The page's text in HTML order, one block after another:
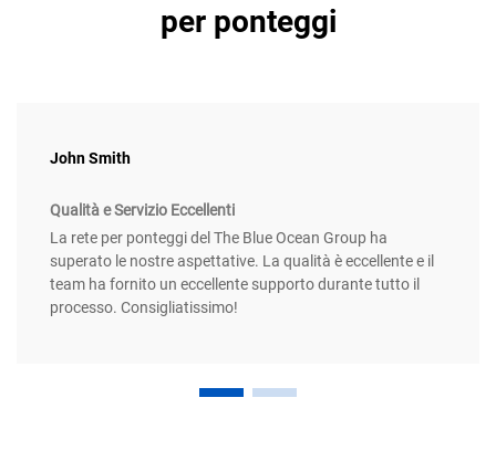
per ponteggi
John Smith
Qualità e Servizio Eccellenti
La rete per ponteggi del The Blue Ocean Group ha
superato le nostre aspettative. La qualità è eccellente e il
team ha fornito un eccellente supporto durante tutto il
processo. Consigliatissimo!